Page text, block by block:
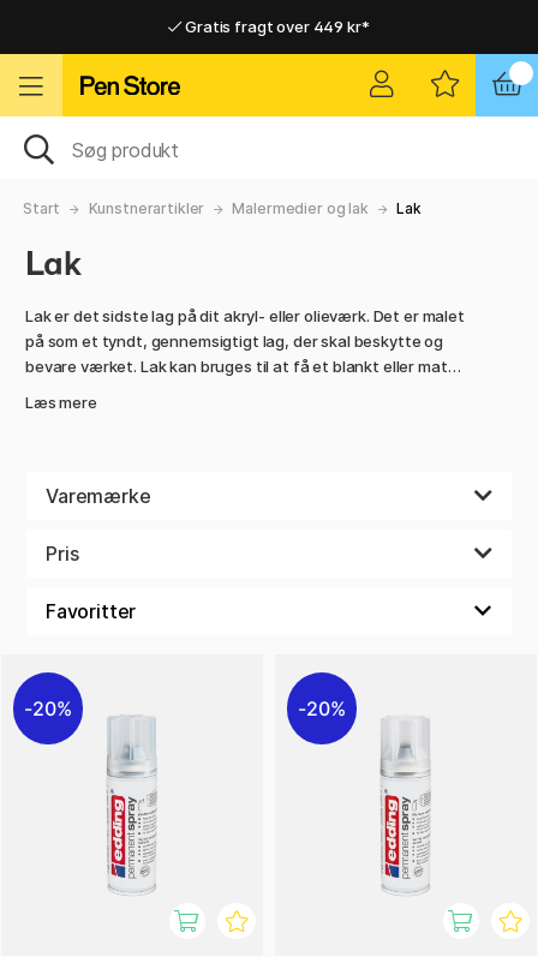
Gratis fragt over 449 kr*
Hurtigt til dør eller pakkeshop
Hurtigt til dør eller pakkeshop
Start Kunstnerartikler Malermedier og lak Lak
Lak
Lak er det sidste lag på dit akryl- eller olieværk. Det er malet
på som et tyndt, gennemsigtigt lag, der skal beskytte og
bevare værket. Lak kan bruges til at få et blankt eller mat
kunstnere ofte har arbejdet så hårdt til sidst, at lakken ikke
Læs mere
Varemærke
Pris
20% 20%